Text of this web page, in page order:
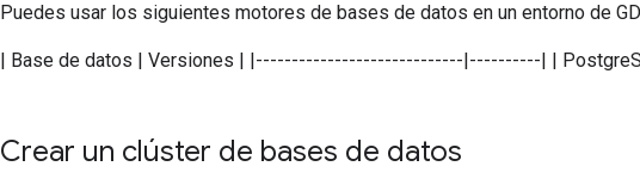
Puedes usar los siguientes motores de bases de datos en un entorno de
| Base de datos | Versiones | |-----------------------------|----------| |
Crear un clúster de bases de datos